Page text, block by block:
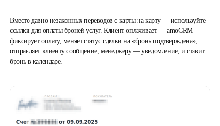
Вместо давно незаконных переводов с карты на карту — используйте
ссылки для оплаты броней услуг. Клиент оплачивает — amoCRM
фиксирует оплату, меняет статус сделки на «бронь подтверждена»,
отправляет клиенту сообщение, менеджеру — уведомление, и ставит
бронь в календаре.